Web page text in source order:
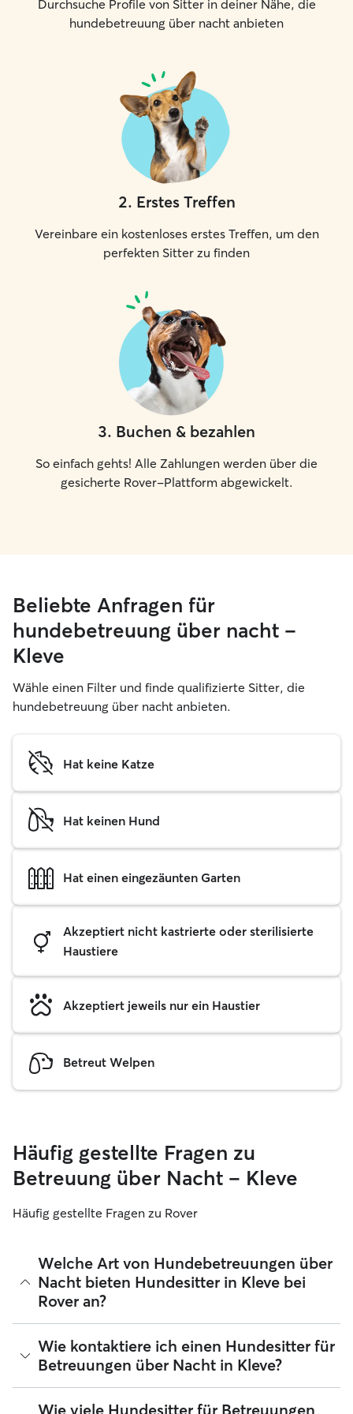
Durchsuche Profile von Sitter in deiner Nähe, die
hundebetreuung über nacht anbieten
2. Erstes Treffen
Vereinbare ein kostenloses erstes Treffen, um den
perfekten Sitter zu finden
3. Buchen & bezahlen
So einfach gehts! Alle Zahlungen werden über die
gesicherte Rover-Plattform abgewickelt.
Beliebte Anfragen für
hundebetreuung über nacht –
Kleve
Wähle einen Filter und finde qualifizierte Sitter, die
hundebetreuung über nacht anbieten.
Hat keine Katze
Hat keinen Hund
Hat einen eingezäunten Garten
Akzeptiert nicht kastrierte oder sterilisierte
Haustiere
Akzeptiert jeweils nur ein Haustier
Betreut Welpen
Häufig gestellte Fragen zu
Betreuung über Nacht – Kleve
Häufig gestellte Fragen zu Rover
Welche Art von Hundebetreuungen über
Nacht bieten Hundesitter in Kleve bei
Rover an?
Mit Rover findest du ganz leicht Hundesitter für
Betreuungen über Nacht in Kleve, die sich in ihrem Zuhause
liebevoll um deinen Hund kümmern. Die verifizierten 5-
Sterne-Sitter, die du bei Rover findest, nehmen deinen
Wie kontaktiere ich einen Hundesitter für
Betreuungen über Nacht in Kleve?
Wenn du zum ersten Mal nach einem Hundesitter für
Wie viele Hundesitter für Betreuungen